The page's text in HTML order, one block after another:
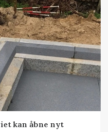
kan åbne nyt